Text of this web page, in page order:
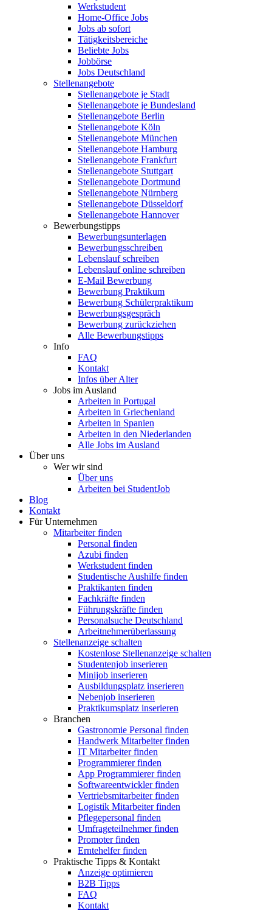
Werkstudent
Home-Office Jobs
Jobs ab sofort
Tätigkeitsbereiche
Beliebte Jobs
Jobbörse
Jobs Deutschland
Stellenangebote
Stellenangebote je Stadt
Stellenangebote je Bundesland
Stellenangebote Berlin
Stellenangebote Köln
Stellenangebote München
Stellenangebote Hamburg
Stellenangebote Frankfurt
Stellenangebote Stuttgart
Stellenangebote Dortmund
Stellenangebote Nürnberg
Stellenangebote Düsseldorf
Stellenangebote Hannover
Bewerbungstipps
Bewerbungsunterlagen
Bewerbungsschreiben
Lebenslauf schreiben
Lebenslauf online schreiben
E-Mail Bewerbung
Bewerbung Praktikum
Bewerbung Schülerpraktikum
Bewerbungsgespräch
Bewerbung zurückziehen
Alle Bewerbungstipps
Info
FAQ
Kontakt
Infos über Alter
Jobs im Ausland
Arbeiten in Portugal
Arbeiten in Griechenland
Arbeiten in Spanien
Arbeiten in den Niederlanden
Alle Jobs im Ausland
Über uns
Wer wir sind
Über uns
Arbeiten bei StudentJob
Blog
Kontakt
Für Unternehmen
Mitarbeiter finden
Personal finden
Azubi finden
Werkstudent finden
Studentische Aushilfe finden
Praktikanten finden
Fachkräfte finden
Führungskräfte finden
Personalsuche Deutschland
Arbeitnehmerüberlassung
Stellenanzeige schalten
Kostenlose Stellenanzeige schalten
Studentenjob inserieren
Minijob inserieren
Ausbildungsplatz inserieren
Nebenjob inserieren
Praktikumsplatz inserieren
Branchen
Gastronomie Personal finden
Handwerk Mitarbeiter finden
IT Mitarbeiter finden
Programmierer finden
App Programmierer finden
Softwareentwickler finden
Vertriebsmitarbeiter finden
Logistik Mitarbeiter finden
Pflegepersonal finden
Umfrageteilnehmer finden
Promoter finden
Erntehelfer finden
Praktische Tipps & Kontakt
Anzeige optimieren
B2B Tipps
FAQ
Kontakt